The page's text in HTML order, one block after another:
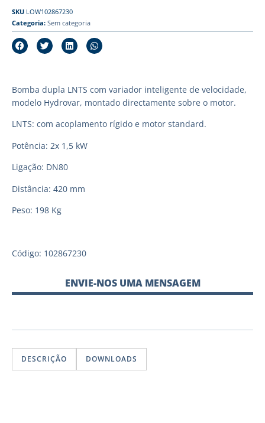
SKU LOW102867230
Categoria: Sem categoria
Bomba dupla LNTS com variador inteligente de velocidade,
modelo Hydrovar, montado directamente sobre o motor.
LNTS: com acoplamento rígido e motor standard.
Potência: 2x 1,5 kW
Ligação: DN80
Distância: 420 mm
Peso: 198 Kg
Código: 102867230
ENVIE-NOS UMA MENSAGEM
DESCRIÇÃO DOWNLOADS